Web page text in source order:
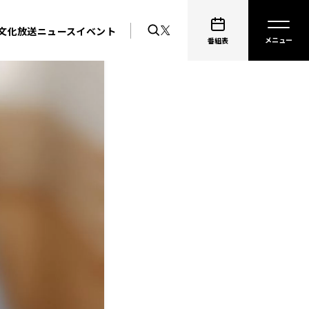
化放送ニュースイベント
番組表